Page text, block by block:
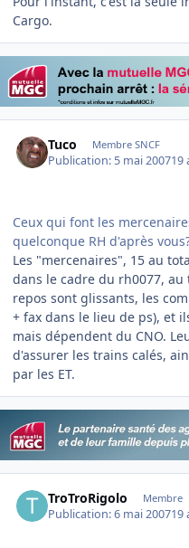
Cargo.
Tuco Membre SNCF
Publication: 5 mai 200719
Ceux qui font les
quelconque RH d'après
Les "mercenaires", 15 au
dans le cadre du rh0077,
repos sont glissants, les
+ fax dans le lieu de ps), et
mais dépendent du CNO.
d'assurer les trains calés,
par les ET.
TroTroRigolo Membre
Publication:6 mai 200719